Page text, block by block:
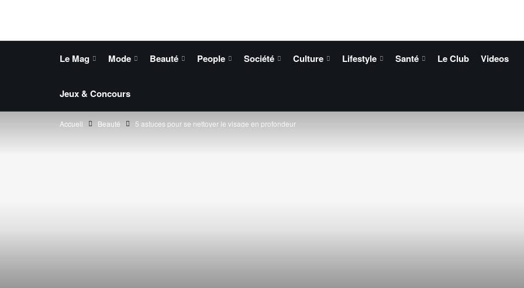
Le Mag Mode Beauté People Société Culture Lifestyle Santé Le Club Videos
Jeux & Concours
Accueil Beauté 5 astuces pour se nettoyer le visage en profondeur